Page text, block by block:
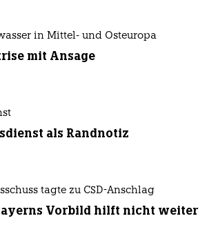
in Mittel- und Osteuropa
mit Ansage
als Randnotiz
tagte zu CSD-Anschlag
Vorbild hilft nicht weiter